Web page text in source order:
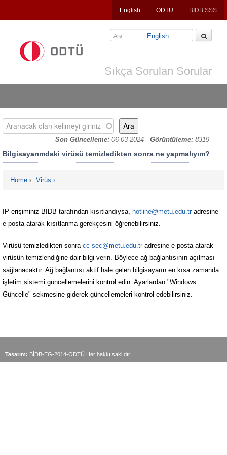
to
English ODTU BIDB SSS
Sıkça Sorulan Sorular
Son Güncelleme: 06-03-2024 Görüntüleme: 8319
Aranacak olan kelimeyi giriniz
English
Bilgisayarımdaki virüsü temizledikten sonra ne yapmalıyım?
Home › Virüs
IP erişiminiz BİDB tarafından kısıtlandıysa, hotline@metu.edu.tradresine
e-posta atarak kısıtlanma gerekçesini öğrenebilirsiniz.
Virüsü temizledikten sonra cc-sec@metu.edu.tradresine e-posta atarak
virüsün temizlendiğine dair bilgi verin. Böylece ağ bağlantısının açılması
sağlanacaktır. Ağ bağlantısı aktif hale gelen bilgisayarın en kısa zamanda
işletim sistemi güncellemelerini kontrol edin. Ayarlardan "Windows
Güncelle" sekmesine giderek güncellemeleri kontrol edebilirsiniz.
Tasarım: BİDB-EG-2014-ODTÜ Her hakkı saklıdır.